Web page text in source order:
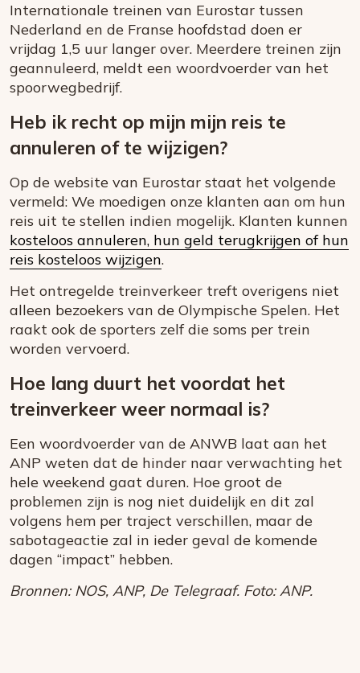
Internationale treinen van Eurostar tussen
Nederland en de Franse hoofdstad doen er
vrijdag 1,5 uur langer over. Meerdere treinen zijn
geannuleerd, meldt een woordvoerder van het
spoorwegbedrijf.
Heb ik recht op mijn mijn reis te
annuleren of te wijzigen?
Op de website van Eurostar staat het volgende
vermeld: We moedigen onze klanten aan om hun
reis uit te stellen indien mogelijk. Klanten kunnen
kosteloos annuleren, hun geld terugkrijgen of hun
reis kosteloos wijzigen.
Het ontregelde treinverkeer treft overigens niet
alleen bezoekers van de Olympische Spelen. Het
raakt ook de sporters zelf die soms per trein
worden vervoerd.
Hoe lang duurt het voordat het
treinverkeer weer normaal is?
Een woordvoerder van de ANWB laat aan het
ANP weten dat de hinder naar verwachting het
hele weekend gaat duren. Hoe groot de
problemen zijn is nog niet duidelijk en dit zal
volgens hem per traject verschillen, maar de
sabotageactie zal in ieder geval de komende
dagen “impact” hebben.
Bronnen: NOS, ANP, De Telegraaf. Foto: ANP.